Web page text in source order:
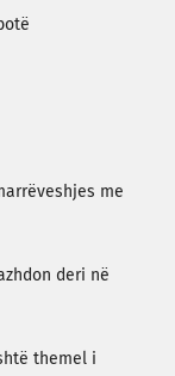
me
deri në
themel i